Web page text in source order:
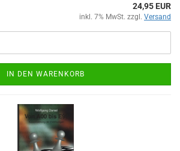
24,95 EUR
inkl. 7% MwSt. zzgl. Versand
IN DEN WARENKORB